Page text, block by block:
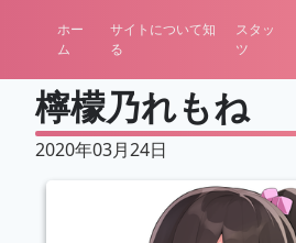
ホー
ム
サイトについて知
る
スタッ
ツ
檸檬乃れもね
2020年03月24日